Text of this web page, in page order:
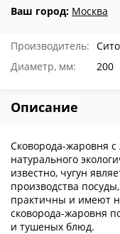
Ваш город: Москва
Производитель:
Диаметр, мм:
200
Описание
Сковорода-жаровня
натурального
известно, чугун
производства
практичны и имеют
сковорода-жаровня
и тушеных блюд.